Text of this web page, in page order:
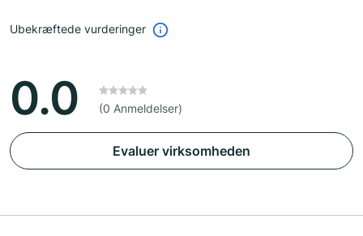
Ubekræftede vurderinger
0.0 (0 Anmeldelser)
Evaluer virksomheden